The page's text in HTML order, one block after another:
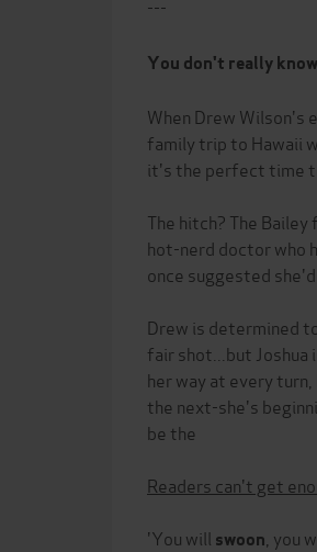
---
You don't really
When Drew Wilson's
family trip to Hawaii
it's the perfect time
The hitch? The
hot-nerd doctor who
once suggested
Drew is determined
fair shot...but Joshua
her way at every
the next-she's
be the
Readers can't get
'You will swoon , you